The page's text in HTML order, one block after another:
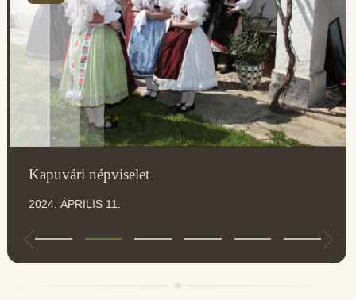
Kapuvári népviselet
2024. ÁPRILIS 11.